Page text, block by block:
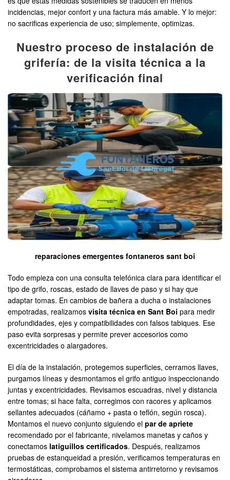
incidencias, mejor confort y una factura más amable. Y lo mejor:
no sacrificas experiencia de uso; simplemente, optimizas.
Nuestro proceso de instalación de
grifería: de la visita técnica a la
verificación final
reparaciones emergentes fontaneros sant boi
Todo empieza con una consulta telefónica clara para identificar el
tipo de grifo, roscas, estado de llaves de paso y si hay que
adaptar tomas. En cambios de bañera a ducha o instalaciones
empotradas, realizamos visita técnica en Sant Boi para medir
profundidades, ejes y compatibilidades con falsos tabiques. Ese
paso evita sorpresas y permite prever accesorios como
excentricidades o alargadores.
El día de la instalación, protegemos superficies, cerramos llaves,
purgamos líneas y desmontamos el grifo antiguo inspeccionando
juntas y excentricidades. Revisamos escuadras, nivel y distancia
entre tomas; si hace falta, corregimos con racores y aplicamos
sellantes adecuados (cáñamo + pasta o teflón, según rosca).
Montamos el nuevo conjunto siguiendo el par de apriete
recomendado por el fabricante, nivelamos manetas y caños y
conectamos latiguillos certificados. Después, realizamos
pruebas de estanqueidad a presión, verificamos temperaturas en
termostáticas, comprobamos el sistema antirretorno y revisamos